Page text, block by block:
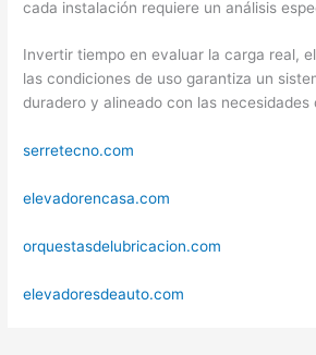
cada instalación requiere un análisis
Invertir tiempo en evaluar la carga real,
las condiciones de uso garantiza un
duradero y alineado con las necesidades
serretecno.com
elevadorencasa.com
orquestasdelubricacion.com
elevadoresdeauto.com